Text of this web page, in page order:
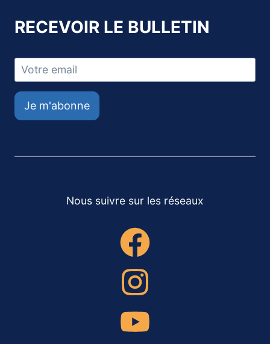
RECEVOIR LE BULLETIN
Je m'abonne
Nous suivre sur les réseaux